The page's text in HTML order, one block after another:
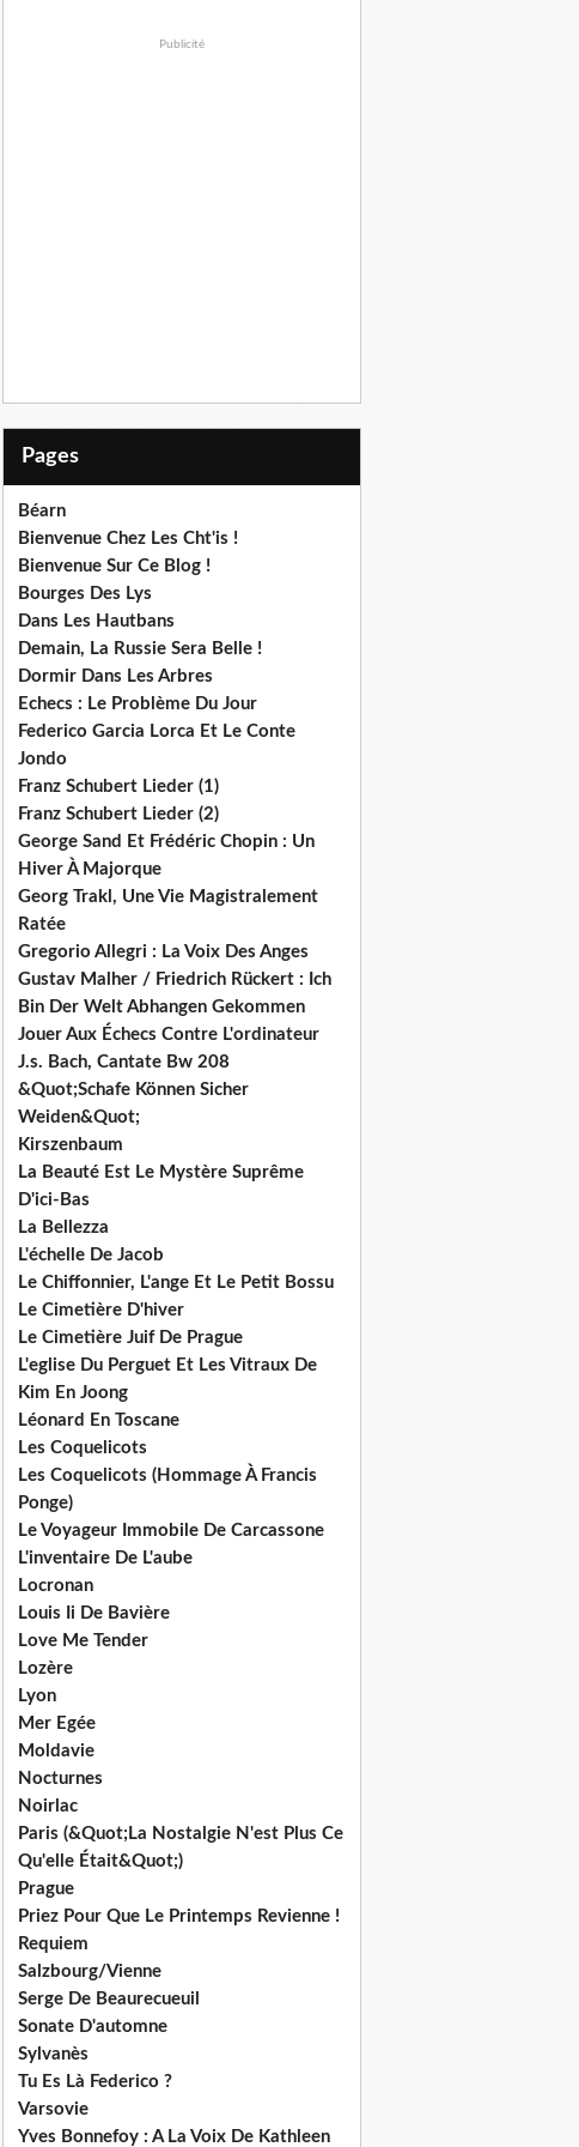
Publicité
Pages
Béarn
Bienvenue Chez Les Cht'is !
Bienvenue Sur Ce Blog !
Bourges Des Lys
Dans Les Hautbans
Demain, La Russie Sera Belle !
Dormir Dans Les Arbres
Echecs : Le Problème Du Jour
Federico Garcia Lorca Et Le Conte
Jondo
Franz Schubert Lieder (1)
Franz Schubert Lieder (2)
George Sand Et Frédéric Chopin : Un
Hiver À Majorque
Georg Trakl, Une Vie Magistralement
Ratée
Gregorio Allegri : La Voix Des Anges
Gustav Malher / Friedrich Rückert : Ich
Bin Der Welt Abhangen Gekommen
Jouer Aux Échecs Contre L'ordinateur
J.s. Bach, Cantate Bw 208
&Quot;Schafe Können Sicher
Weiden&Quot;
Kirszenbaum
La Beauté Est Le Mystère Suprême
D'ici-Bas
La Bellezza
L'échelle De Jacob
Le Chiffonnier, L'ange Et Le Petit Bossu
Le Cimetière D'hiver
Le Cimetière Juif De Prague
L'eglise Du Perguet Et Les Vitraux De
Kim En Joong
Léonard En Toscane
Les Coquelicots
Les Coquelicots (Hommage À Francis
Ponge)
Le Voyageur Immobile De Carcassone
L'inventaire De L'aube
Locronan
Louis Ii De Bavière
Love Me Tender
Lozère
Lyon
Mer Egée
Moldavie
Nocturnes
Noirlac
Paris (&Quot;La Nostalgie N'est Plus Ce
Qu'elle Était&Quot;)
Prague
Priez Pour Que Le Printemps Revienne !
Requiem
Salzbourg/Vienne
Serge De Beaurecueuil
Sonate D'automne
Sylvanès
Tu Es Là Federico ?
Varsovie
Yves Bonnefoy : A La Voix De Kathleen